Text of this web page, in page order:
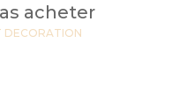
acheter
DECORATION